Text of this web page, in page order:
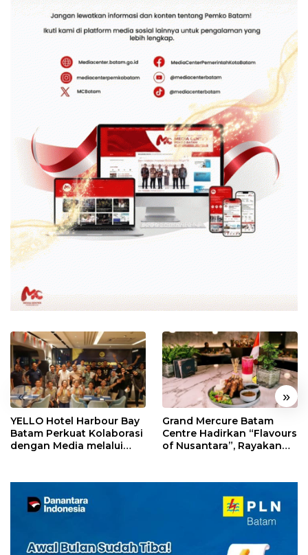
« »
YELLO Hotel Harbour Bay
Batam Perkuat Kolaborasi
dengan Media melalui
Grand Mercure Batam
Centre Hadirkan “Flavours
of Nusantara”, Rayakan